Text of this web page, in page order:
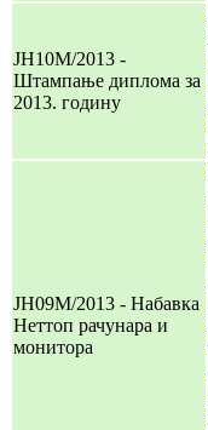
JН10M/2013 -
Штампање диплома за
2013. годину
ЈН09М/2013 - Набавка
Неттоп рачунара и
монитора